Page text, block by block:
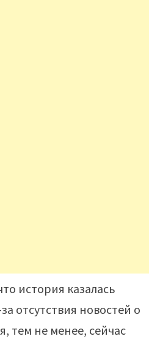
история казалась
отсутствия новостей о
тем не менее, сейчас